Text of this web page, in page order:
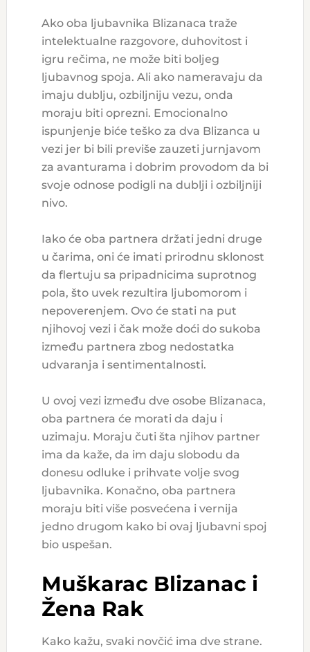
Ako oba ljubavnika Blizanaca traže
intelektualne razgovore, duhovitost i
igru rečima, ne može biti boljeg
ljubavnog spoja. Ali ako nameravaju da
imaju dublju, ozbiljniju vezu, onda
moraju biti oprezni. Emocionalno
ispunjenje biće teško za dva Blizanca u
vezi jer bi bili previše zauzeti jurnjavom
za avanturama i dobrim provodom da bi
svoje odnose podigli na dublji i ozbiljniji
nivo.
Iako će oba partnera držati jedni druge
u čarima, oni će imati prirodnu sklonost
da flertuju sa pripadnicima suprotnog
pola, što uvek rezultira ljubomorom i
nepoverenjem. Ovo će stati na put
njihovoj vezi i čak može doći do sukoba
između partnera zbog nedostatka
udvaranja i sentimentalnosti.
U ovoj vezi između dve osobe Blizanaca,
oba partnera će morati da daju i
uzimaju. Moraju čuti šta njihov partner
ima da kaže, da im daju slobodu da
donesu odluke i prihvate volje svog
ljubavnika. Konačno, oba partnera
moraju biti više posvećena i vernija
jedno drugom kako bi ovaj ljubavni spoj
bio uspešan.
Muškarac Blizanac i
Žena Rak
Kako kažu, svaki novčić ima dve strane.